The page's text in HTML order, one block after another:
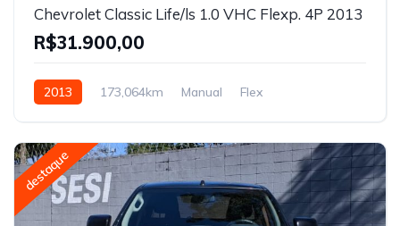
Chevrolet Classic Life/ls 1.0 VHC Flexp. 4P 2013
R$31.900,00
2013 173,064km Manual Flex
destaque